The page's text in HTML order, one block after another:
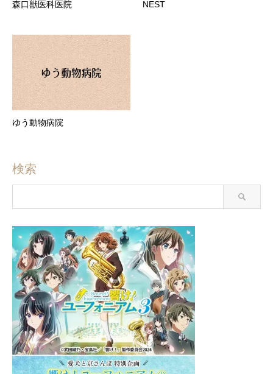
森口獣医科医院 NEST
ゆう動物病院
検索